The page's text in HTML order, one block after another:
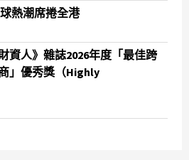
熱潮席捲全港
資人》雜誌2026年度「最佳跨
」優秀獎（Highly